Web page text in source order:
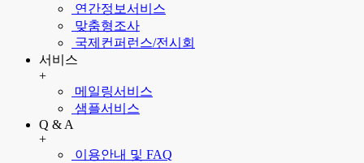
연간정보서비스
맞춤형조사
국제컨퍼런스/전시회
서비스
+
메일링서비스
샘플서비스
Q & A
+
이용안내 및 FAQ